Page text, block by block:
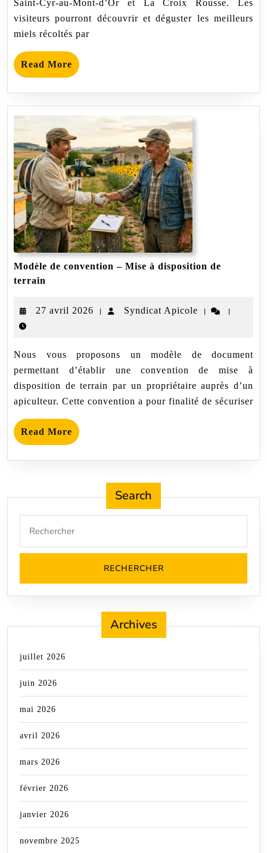
Saint-Cyr-au-Mont-d’Or et La Croix Rousse. Les
visiteurs pourront découvrir et déguster les meilleurs
miels récoltés par
Read More Read
More
Modèle de convention – Mise à disposition de
terrain
–
de
terrain
27 avril 2026
27
| Syndicat Apicole
Syndicat
| |
Nous vous proposons un modèle de document
permettant d’établir une convention de mise à
disposition de terrain par un propriétaire auprès d’un
apiculteur. Cette convention a pour finalité de sécuriser
Read More Read
More
Search
for:
Archives
juillet 2026
juin 2026
mai 2026
avril 2026
mars 2026
février 2026
janvier 2026
novembre 2025